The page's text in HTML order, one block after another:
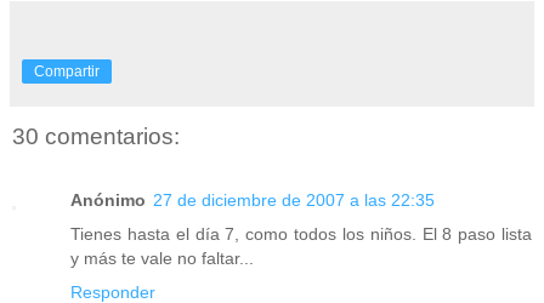
Compartir
30 comentarios:
Anónimo 27 de diciembre de 2007 a las 22:35
Tienes hasta el día 7, como todos los niños. El 8 paso lista
y más te vale no faltar...
Responder